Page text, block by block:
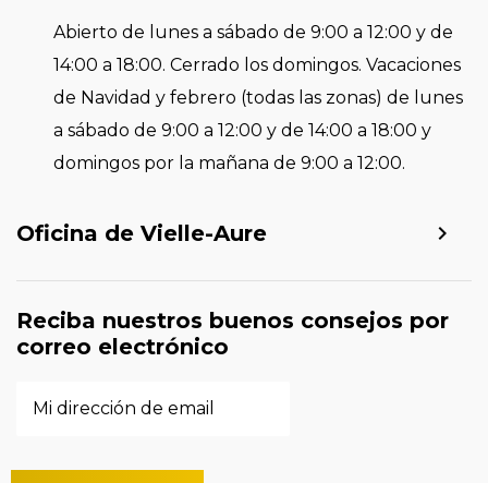
Abierto de lunes a sábado de 9:00 a 12:00 y de
14:00 a 18:00. Cerrado los domingos. Vacaciones
de Navidad y febrero (todas las zonas) de lunes
a sábado de 9:00 a 12:00 y de 14:00 a 18:00 y
domingos por la mañana de 9:00 a 12:00.
Oficina de Vielle-Aure
Reciba nuestros buenos consejos por
correo electrónico